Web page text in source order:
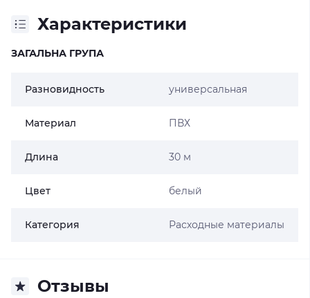
Характеристики
ЗАГАЛЬНА ГРУПА
Разновидность универсальная
Материал ПВХ
Длина 30 м
Цвет белый
Категория Расходные материалы
Отзывы